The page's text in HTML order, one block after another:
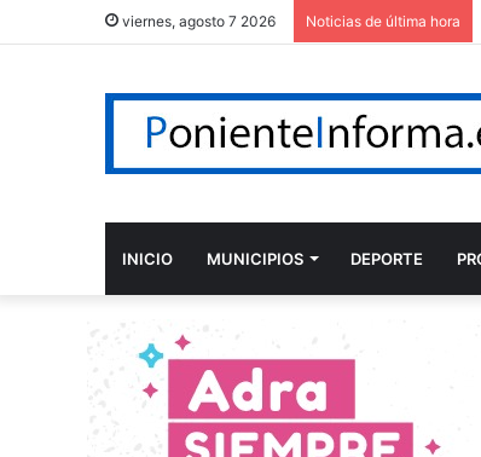
viernes, agosto 7 2026 Noticias de última hora
INICIO MUNICIPIOS DEPORTE